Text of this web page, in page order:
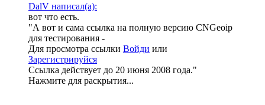
DalV написал(а):
вот что есть.
"А вот и сама ссылка на полную версию CNGeoip
для тестирования -
Для просмотра ссылки Войди или
Зарегистрируйся
Ссылка действует до 20 июня 2008 года."
Нажмите для раскрытия...